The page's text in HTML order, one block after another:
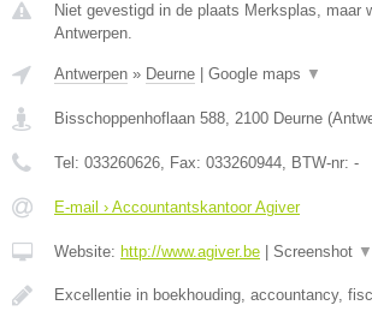
Niet gevestigd in de plaats Merksplas, maar
Antwerpen.
Antwerpen » Deurne Google maps ▼
Bisschoppenhoflaan 588, 2100 Deurne (
Tel: 033260626, Fax: 033260944, BTW-nr: -
E-mail › Accountantskantoor Agiver
Website: http://www.agiver.be Screenshot ▼
Excellentie in boekhouding, accountancy,